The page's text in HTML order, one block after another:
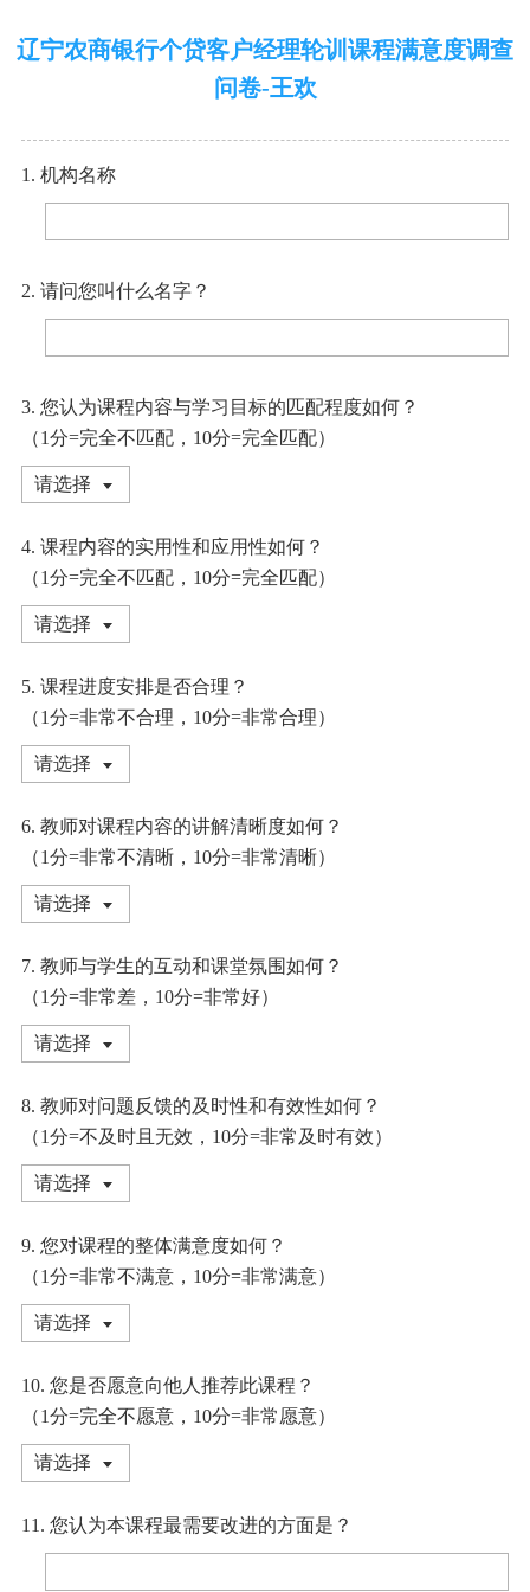
辽宁农商银行个贷客户经理轮训课程满意度调查
问卷-王欢
1. 机构名称
2. 请问您叫什么名字？
3. 您认为课程内容与学习目标的匹配程度如何？
（1分=完全不匹配，10分=完全匹配）
请选择
4. 课程内容的实用性和应用性如何？
（1分=完全不匹配，10分=完全匹配）
请选择
5. 课程进度安排是否合理？
（1分=非常不合理，10分=非常合理）
请选择
6. 教师对课程内容的讲解清晰度如何？
（1分=非常不清晰，10分=非常清晰）
请选择
7. 教师与学生的互动和课堂氛围如何？
（1分=非常差，10分=非常好）
请选择
8. 教师对问题反馈的及时性和有效性如何？
（1分=不及时且无效，10分=非常及时有效）
请选择
9. 您对课程的整体满意度如何？
（1分=非常不满意，10分=非常满意）
请选择
10. 您是否愿意向他人推荐此课程？
（1分=完全不愿意，10分=非常愿意）
请选择
11. 您认为本课程最需要改进的方面是？